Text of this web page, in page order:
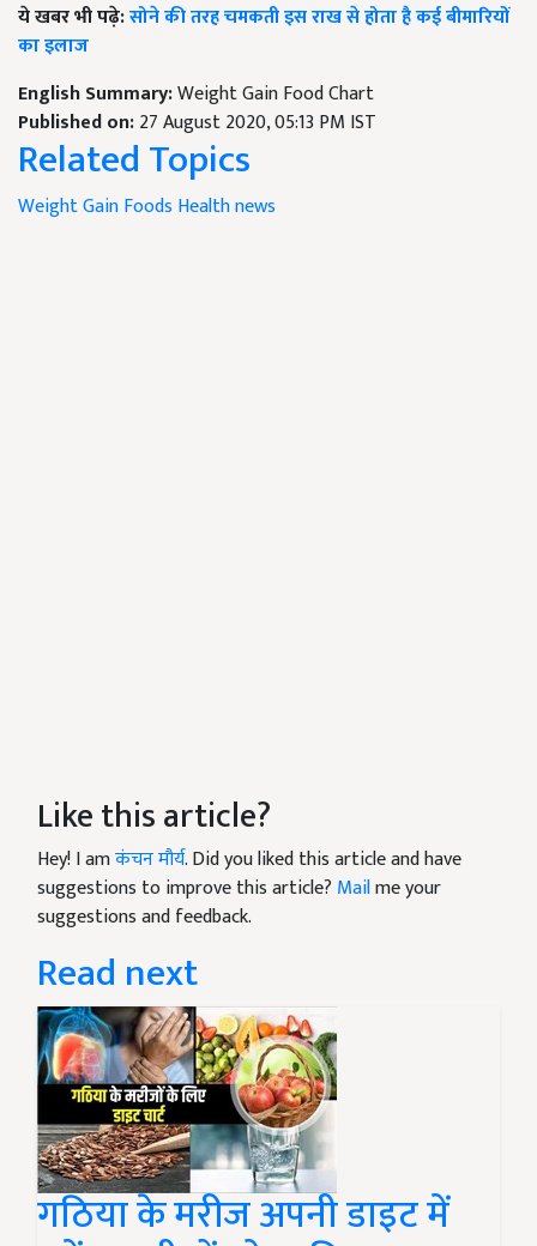
ये खबर भी पढ़े:सोने की तरह चमकती इस राख से होता है कई बीमारियों
का इलाज
English Summary:Weight Gain Food Chart
Published on:27 August 2020, 05:13 PM IST
Related Topics
Weight Gain Foods Health news
Like this article?
Hey! I amकंचन मौर्य. Did you liked this article and have
suggestions to improve this article? Mailme your
suggestions and feedback.
Read next
गठिया के मरीज अपनी डाइट में